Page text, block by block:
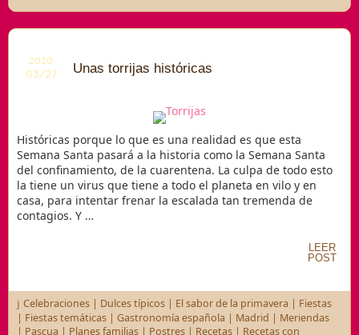
2020
03/27 Unas torrijas históricas
Históricas porque lo que es una realidad es que esta
Semana Santa pasará a la historia como la Semana Santa
del confinamiento, de la cuarentena. La culpa de todo esto
la tiene un virus que tiene a todo el planeta en vilo y en
casa, para intentar frenar la escalada tan tremenda de
contagios. Y …
LEER
POST
Celebraciones| Dulces típicos| El sabor de la primavera | Fiestas
| Fiestas temáticas | Gastronomía española | Madrid | Meriendas
| Pascua | Planes familias | Postres | Recetas | Recetas con